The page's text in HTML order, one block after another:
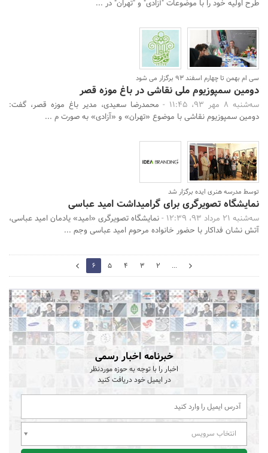
طرح اولیه خود را با موضوعات "آزادی" و "تهران" در ...
سی ام بهمن تا چهارم اسفند 93 برگزار می شود
دومین سمپوزیوم ملی نقاشی در باغ موزه قصر
سه‌شنبه 8 مهر 93، 11:45 -
محمدرضا سعیدی، مدیر باغ موزه قصر، گفت:
دومین سمپوزیوم نقاشی با موضوع «تهران» و «آزادی» به صورت م ...
توسط مدرسه هنری ایده برگزار شد
نمایشگاه تصویرگری برای گرامیداشت امید عباسی
سه‌شنبه 21 مرداد 93، 12:39 -
نمایشگاه تصویرگری «امید» یادمان امید عباسی،
آتش نشان فداکار با حضور خانواده مرحوم امید عباسی وجم ...
5
...
2
3
4
5
6
7
خبرنامه اخبار رسمی
اخبار را با توجه به حوزه موردنظر
در ایمیل خود دریافت کنید
انتخاب سرویس